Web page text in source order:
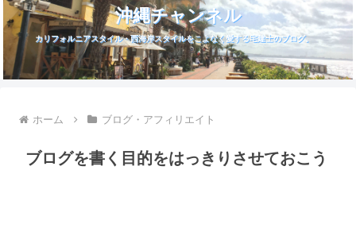
沖縄チャンネル
カリフォルニアスタイル・西海岸スタイルをこよなく愛する宅建士のブログ。
ホーム ブログ・アフィリエイト
ブログを書く目的をはっきりさせておこう